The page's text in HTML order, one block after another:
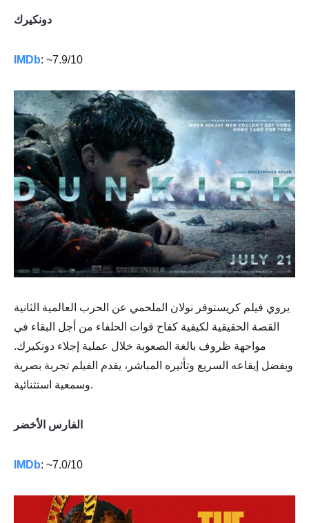
دونكيرك
IMDb: ~7.9/10
يروي فيلم كريستوفر نولان الملحمي عن الحرب العالمية الثانية
القصة الحقيقية لكيفية كفاح قوات الحلفاء من أجل البقاء في
مواجهة ظروف بالغة الصعوبة خلال عملية إجلاء دونكيرك.
وبفضل إيقاعه السريع وتأثيره المباشر، يقدم الفيلم تجربة بصرية
وسمعية استثنائية.
الفارس الأخضر
IMDb: ~7.0/10